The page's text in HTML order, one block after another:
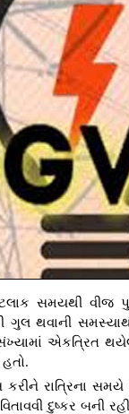
સમયથી વીજ
થવાની
એકત્રિત
કરીને રાત્રિના
દુષ્કર બની